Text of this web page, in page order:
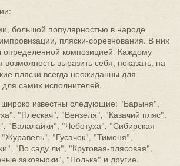
большой популярностью в народе
пляски-соревнования. В них
определенной композицией. Каждому
возможность выразить себя, показать, на
пляски всегда неожиданны для
самих исполнителей.
широко известны следующие: "Барыня",
"Плескач", "Вензеля", "Казачий пляс",
"Балалайки", "Чеботуха", "Сибирская
"Гусачок", "Тимоня",
"Во саду ли", "Круговая-плясовая",
заковырки", "Полька" и другие.